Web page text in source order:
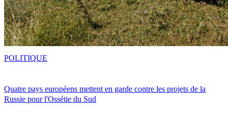
Quatre pays européens mettent en garde contre les projets de la
Russie pour l'Ossétie du Sud
POLITIQUE